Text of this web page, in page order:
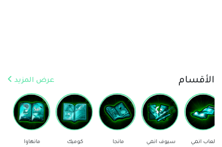
الأقسام عرض المزيد
سيوف انمي مانجا كوميك مانهاوا ستيكرز